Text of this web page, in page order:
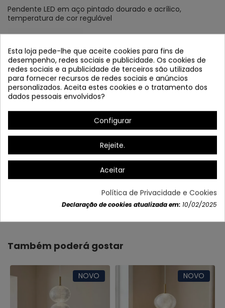
Pendente LED em aço pintado dourado e acrílico,
temperatura de cor regulável
Dados do produto
Também poderá gostar
NOVO NOVO
Esta loja pede-lhe que aceite cookies para fins de
desempenho, redes sociais e publicidade. Os cookies de
redes sociais e a publicidade de terceiros são utilizados
para fornecer recursos de redes sociais e anúncios
personalizados. Aceita estes cookies e o tratamento dos
dados pessoais envolvidos?
Configurar
Rejeite.
Aceitar
Política de Privacidade e Cookies
Declaração de cookies atualizada em: 10/02/2025